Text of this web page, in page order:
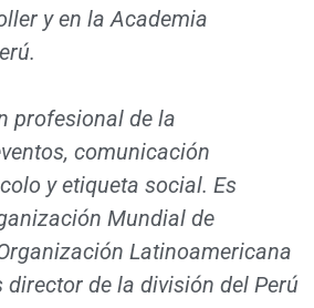
y en la Academia
profesional de la
comunicación
y etiqueta social. Es
Mundial de
Latinoamericana
director de la división del Perú